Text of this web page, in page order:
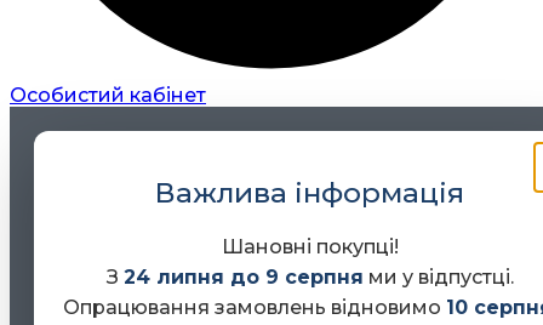
Особистий кабінет
Важлива інформація
Шановні покупці!
З 24 липня до 9 серпня ми у відпустці.
Опрацювання замовлень відновимо 10